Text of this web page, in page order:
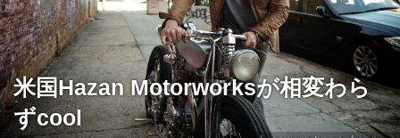
米国Hazan Motorworksが相変わら
ずcool